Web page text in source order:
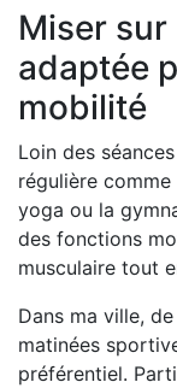
Miser
adaptée
mobilité
Loin des
régulière
yoga ou la
des fonctions
musculaire tout
Dans ma ville,
matinées
préférentiel.